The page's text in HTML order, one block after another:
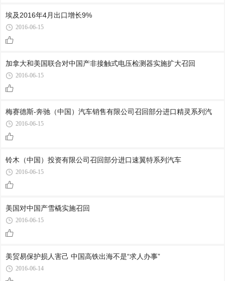
埃及2016年4月出口增长9%
2016-06-15
加拿大和美国联合对中国产非接触式电压检测器实施扩大召回
2016-06-15
梅赛德斯-奔驰（中国）汽车销售有限公司召回部分进口精灵系列汽
2016-06-15
铃木（中国）投资有限公司召回部分进口速翼特系列汽车
2016-06-15
美国对中国产雪橇实施召回
2016-06-15
美贸易保护损人害己 中国高铁出海不是“求人办事”
2016-06-14